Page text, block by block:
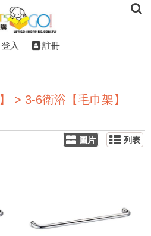
登入 註冊
> 3-6衛浴【毛巾架】
圖片 列表